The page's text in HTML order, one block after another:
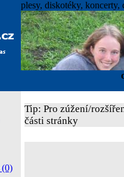
plesy, diskotéky,
(0)
Tip: Pro zúžení/
části stránky